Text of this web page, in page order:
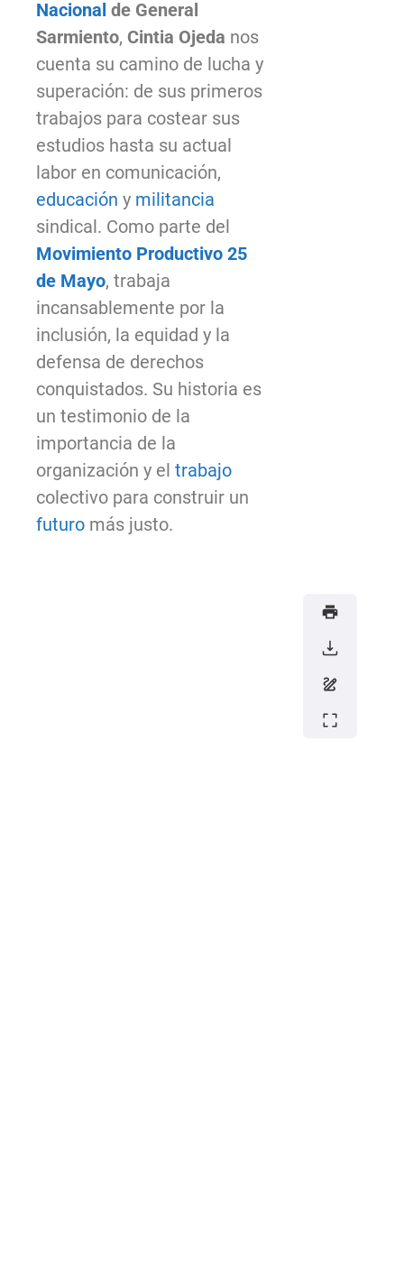
Nacional de General
Sarmiento, Cintia Ojeda nos
cuenta su camino de lucha y
superación: de sus primeros
trabajos para costear sus
estudios hasta su actual
labor en comunicación,
educación y militancia
sindical. Como parte del
Movimiento Productivo 25
de Mayo, trabaja
incansablemente por la
inclusión, la equidad y la
defensa de derechos
conquistados. Su historia es
un testimonio de la
importancia de la
organización y el trabajo
colectivo para construir un
futuro más justo.